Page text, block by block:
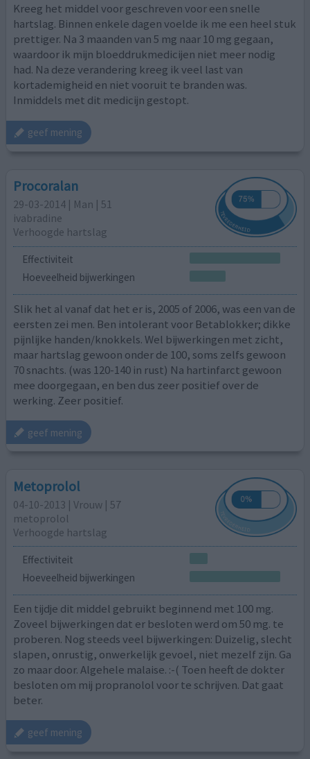
Kreeg het middel voor geschreven voor een snelle
hartslag. Binnen enkele dagen voelde ik me een heel stuk
prettiger. Na 3 maanden van 5 mg naar 10 mg gegaan,
waardoor ik mijn bloeddrukmedicijen niet meer nodig
had. Na deze verandering kreeg ik veel last van
kortademigheid en niet vooruit te branden was.
Inmiddels met dit medicijn gestopt.
geef mening
Procoralan
29-03-2014 | Man | 51
ivabradine
Verhoogde hartslag
Effectiviteit
Hoeveelheid bijwerkingen
Slik het al vanaf dat het er is, 2005 of 2006, was een van de
eersten zei men. Ben intolerant voor Betablokker; dikke
pijnlijke handen/knokkels. Wel bijwerkingen met zicht,
maar hartslag gewoon onder de 100, soms zelfs gewoon
70 snachts. (was 120-140 in rust) Na hartinfarct gewoon
mee doorgegaan, en ben dus zeer positief over de
werking. Zeer positief.
geef mening
Metoprolol
04-10-2013 | Vrouw | 57
metoprolol
Verhoogde hartslag
Effectiviteit
Hoeveelheid bijwerkingen
Een tijdje dit middel gebruikt beginnend met 100 mg.
Zoveel bijwerkingen dat er besloten werd om 50 mg. te
proberen. Nog steeds veel bijwerkingen: Duizelig, slecht
slapen, onrustig, onwerkelijk gevoel, niet mezelf zijn. Ga
zo maar door. Algehele malaise. :-( Toen heeft de dokter
besloten om mij propranolol voor te schrijven. Dat gaat
beter.
geef mening